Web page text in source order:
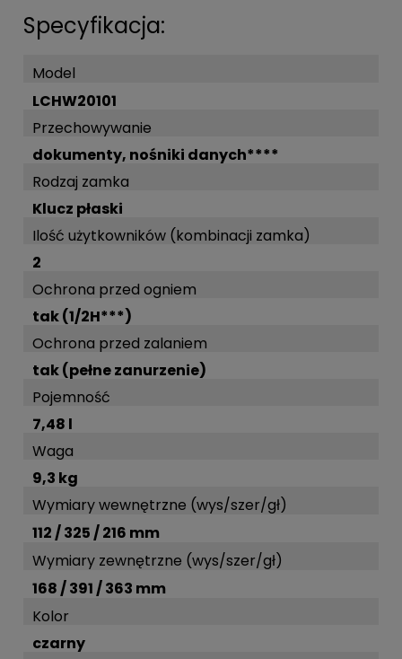
Specyfikacja:
Model
LCHW20101
Przechowywanie
dokumenty, nośniki danych****
Rodzaj zamka
Klucz płaski
Ilość użytkowników (kombinacji zamka)
2
Ochrona przed ogniem
tak (1/2H***)
Ochrona przed zalaniem
tak (pełne zanurzenie)
Pojemność
7,48 l
Waga
9,3 kg
Wymiary wewnętrzne (wys/szer/gł)
112 / 325 / 216 mm
Wymiary zewnętrzne (wys/szer/gł)
168 / 391 / 363 mm
Kolor
czarny